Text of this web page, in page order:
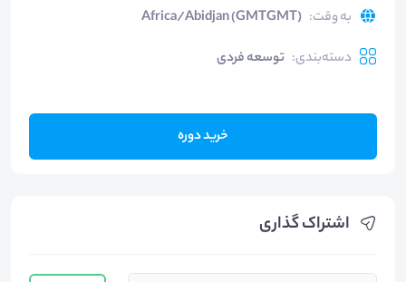
به وقت:
Africa/Abidjan (GMTGMT)
دسته‌بندی: توسعه فردی
خرید دوره
اشتراک گذاری